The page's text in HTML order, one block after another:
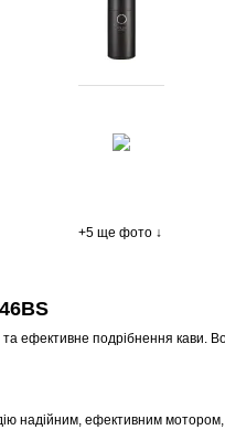
+5 ще фото ↓
ефективне подрібнення кави.
надійним, ефективним